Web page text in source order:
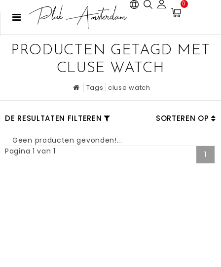
0
PRODUCTEN GETAGD MET
CLUSE WATCH
Tags cluse watch
DE RESULTATEN FILTEREN SORTEREN OP
Geen producten gevonden!...
Pagina 1 van 1
1